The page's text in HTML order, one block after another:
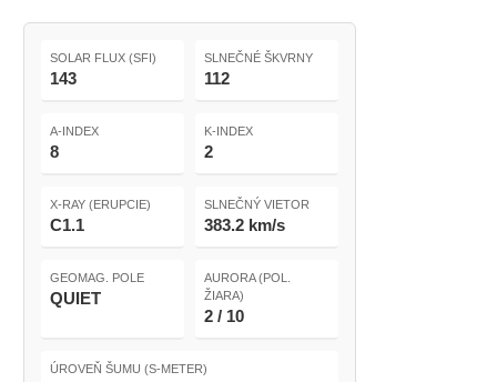
SOLAR FLUX (SFI)
143
SLNEČNÉ ŠKVRNY
112
A-INDEX
8
K-INDEX
2
X-RAY (ERUPCIE)
C1.1
SLNEČNÝ VIETOR
383.2 km/s
GEOMAG. POLE
QUIET
AURORA (POL.
ŽIARA)
2 / 10
ÚROVEŇ ŠUMU (S-METER)